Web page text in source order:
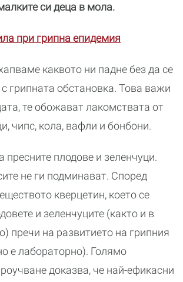
си деца в мола.
при грипна епидемия
каквото ни падне без да се
грипната обстановка. Това важи
те обожават лакомствата от
чипс, кола, вафли и бонбони.
плодове и зеленчуци.
не ги подминават. Според
кверцетин, което се
и зеленчуците (както и в
пречи на развитието на грипния
е лабораторно). Голямо
доказва, че най-ефикасни